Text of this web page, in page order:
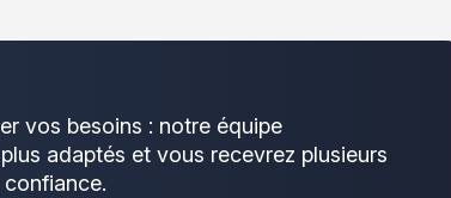
vos besoins : notre équipe
adaptés et vous recevrez plusieurs